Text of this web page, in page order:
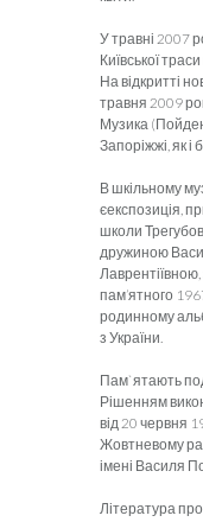
У травні 2007
Київської
На відкритті
травня 2009
Музика
Запоріжжі, як і
В шкільному
єекспозиція,
школи
дружиною
пам’ятного
родинному
з України.
Пам`ятають
Рішенням
від 20 червня
Жовтневому
імені Василя
Література